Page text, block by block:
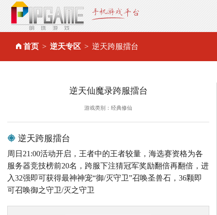
首页 逆天专区 逆天跨服擂台
逆天仙魔录跨服擂台
游戏类别：经典修仙
逆天跨服擂台
周日21:00活动开启，王者中的王者较量，海选赛资格为各
服务器竞技榜前20名，跨服下注猜冠军奖励翻倍再翻倍，进
入32强即可获得最神神宠“御/灭守卫”召唤圣兽石，36颗即
可召唤御之守卫/灭之守卫